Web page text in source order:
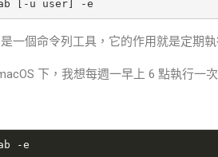
一個命令列工具，它的作用就是定期
下，我想每週一早上 6 點執行一